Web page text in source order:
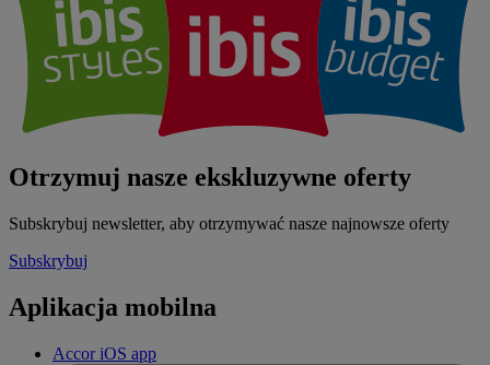
Otrzymuj nasze ekskluzywne oferty
Subskrybuj newsletter, aby otrzymywać nasze najnowsze oferty
Subskrybuj
Aplikacja mobilna
Accor iOS app